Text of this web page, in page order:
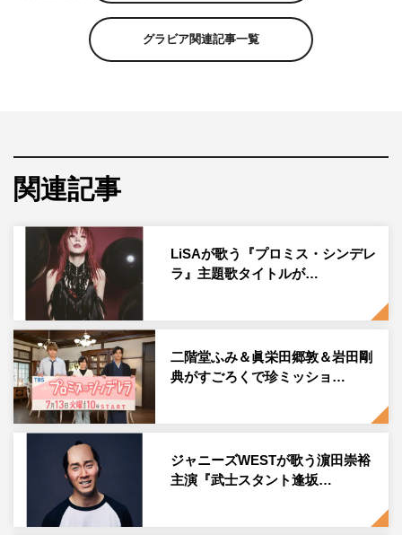
ジャニーズWESTは、メンバーの重岡大毅主演の金曜ドラ
マ『＃家族募集します』の主題歌「でっかい愛」をフルサ
Sexy Zoneは、秦基博が楽曲提供した新曲「夏のハイドレ
ンジア」をフルサイズでテレビ初披露。切なくも温かい珠
さらに、SEKAI NO OWARIはニューアルバム「scent of
memory」からゴスペル調にアレンジされたメロディーが
印象的な楽曲「バードマン」をフルサイズ披露。
そして、宮野真守は話題のテレビアニメのエンディングテ
ーマになっている新曲「Dream on」を披露。MY FIRST
STORYは約1年ぶりにシングルリリースした新曲「告
白」、アーティストデビュー8周年を迎えた蒼井翔太は新
曲「硝子のくつ」をそれぞれテレビ初披露する。
また、これさえ見れば最新音楽シーンが丸わかりの7月の
オリジナルCDTVランキングを発表。さらに、ヒット曲と
グラビア関連記事一覧
関連記事
LiSAが歌う『プロミス・シンデレ
ラ』主題歌タイトルが…
二階堂ふみ＆眞栄田郷敦＆岩田剛
典がすごろくで珍ミッショ…
ジャニーズWESTが歌う濵田崇裕
主演『武士スタント逢坂…